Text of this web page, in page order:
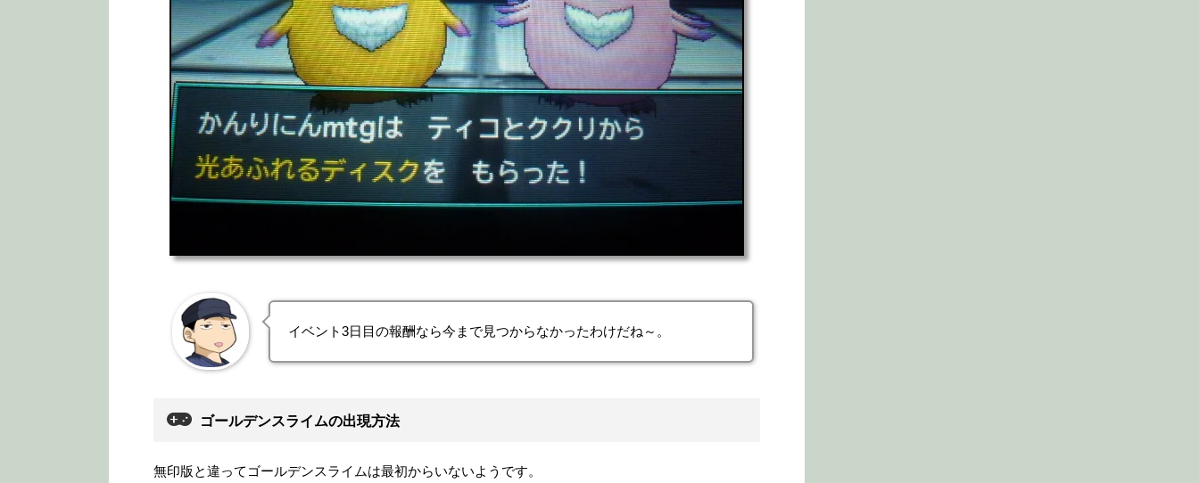
イベント3日目の報酬なら今まで見つからなかったわけだね～。
ゴールデンスライムの出現方法
無印版と違ってゴールデンスライムは最初からいないようです。